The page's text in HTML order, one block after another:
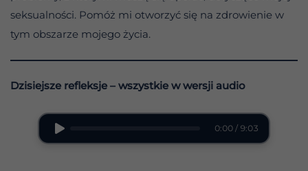
seksualności. Pomóż mi otworzyć się na zdrowienie w
tym obszarze mojego życia.
Dzisiejsze refleksje – wszystkie w wersji audio
0:00 / 9:03